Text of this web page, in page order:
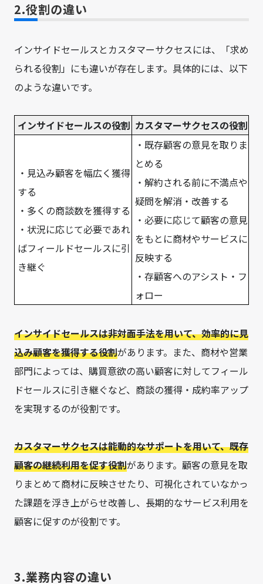
2.役割の違い
インサイドセールスとカスタマーサクセスには、「求め
られる役割」にも違いが存在します。具体的には、以下
のような違いです。
インサイドセールスの役割 カスタマーサクセスの役割
・見込み顧客を幅広く獲得
する
・多くの商談数を獲得する
・状況に応じて必要であれ
ばフィールドセールスに引
き継ぐ
・既存顧客の意見を取りま
とめる
・解約される前に不満点や
疑問を解消・改善する
・必要に応じて顧客の意見
をもとに商材やサービスに
反映する
・存顧客へのアシスト・フ
ォロー
インサイドセールスは非対面手法を用いて、効率的に見
込み顧客を獲得する役割があります。また、商材や営業
部門によっては、購買意欲の高い顧客に対してフィール
ドセールスに引き継ぐなど、商談の獲得・成約率アップ
を実現するのが役割です。
カスタマーサクセスは能動的なサポートを用いて、既存
顧客の継続利用を促す役割があります。顧客の意見を取
りまとめて商材に反映させたり、可視化されていなかっ
た課題を浮き上がらせ改善し、長期的なサービス利用を
顧客に促すのが役割です。
3.業務内容の違い